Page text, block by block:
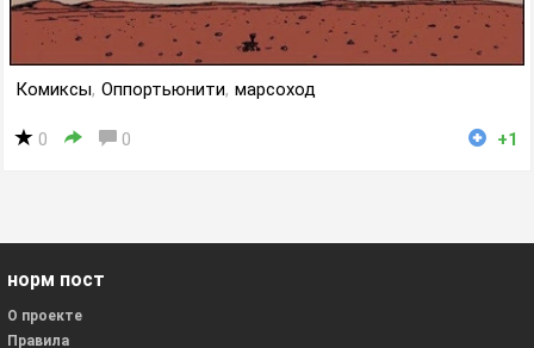
Комиксы, Оппортьюнити, марсоход
0 0 +1
норм пост
О проекте
Правила